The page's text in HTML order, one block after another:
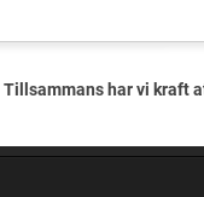
Tillsammans har vi kraft